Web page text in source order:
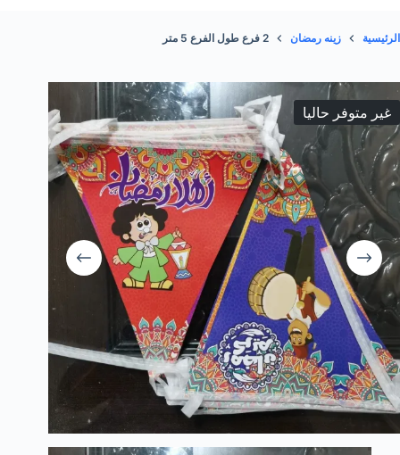
الرئيسية زينه رمضان 2 فرع طول الفرع 5 متر
غير متوفر حاليا